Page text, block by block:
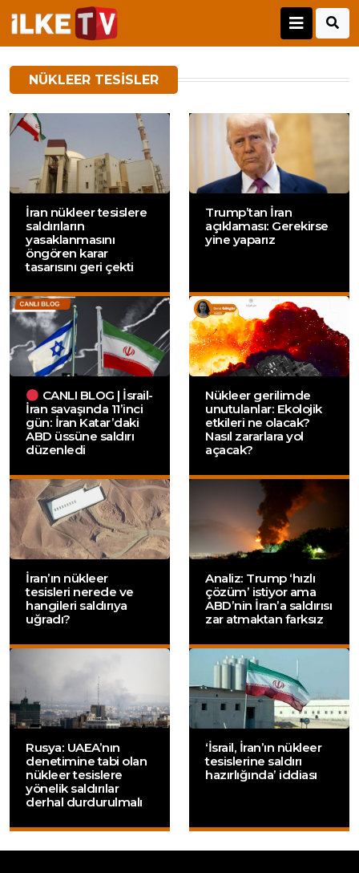
NÜKLEER TESISLER
İran nükleer tesislere
saldırıların
yasaklanmasını
öngören karar
tasarısını geri çekti
Trump’tan İran
açıklaması: Gerekirse
yine yaparız
CANLI BLOG | İsrail-
İran savaşında 11’inci
gün: İran Katar’daki
ABD üssüne saldırı
düzenledi
Nükleer gerilimde
unutulanlar: Ekolojik
etkileri ne olacak?
Nasıl zararlara yol
açacak?
İran’ın nükleer
tesisleri nerede ve
hangileri saldırıya
uğradı?
Analiz: Trump ‘hızlı
çözüm’ istiyor ama
ABD’nin İran’a saldırısı
zar atmaktan farksız
Rusya: UAEA’nın
denetimine tabi olan
nükleer tesislere
yönelik saldırılar
derhal durdurulmalı
‘İsrail, İran’ın nükleer
tesislerine saldırı
hazırlığında’ iddiası